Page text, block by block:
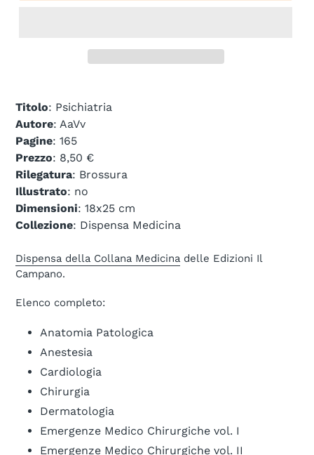
Titolo: Psichiatria
Autore: AaVv
Pagine: 165
Prezzo: 8,50 €
Rilegatura: Brossura
Illustrato: no
Dimensioni: 18x25 cm
Collezione: Dispensa Medicina
Dispensa della Collana Medicina delle Edizioni Il
Campano.
Elenco completo:
Anatomia Patologica
Anestesia
Cardiologia
Chirurgia
Dermatologia
Emergenze Medico Chirurgiche vol. I
Emergenze Medico Chirurgiche vol. II